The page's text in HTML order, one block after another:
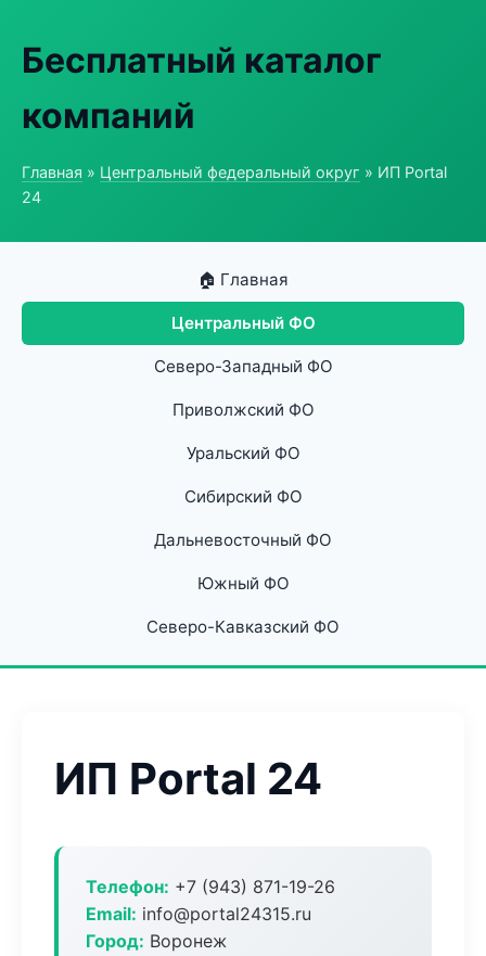
Бесплатный каталог
компаний
Главная » Центральный федеральный округ » ИП Portal
24
🏠 Главная
Центральный ФО
Северо-Западный ФО
Приволжский ФО
Уральский ФО
Сибирский ФО
Дальневосточный ФО
Южный ФО
Северо-Кавказский ФО
ИП Portal 24
Телефон: +7 (943) 871-19-26
Email: info@portal24315.ru
Город: Воронеж